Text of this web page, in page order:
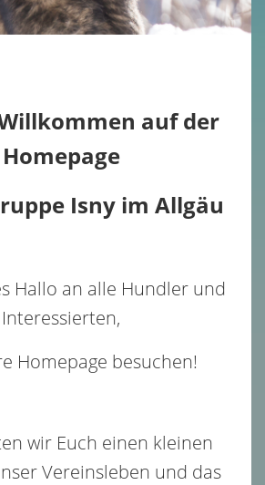
Ihr uns
auf der
Homepage
Isny im Allgäu
Hallo an alle Hundler und
Interessierten,
Homepage besuchen!
wir Euch einen kleinen
Vereinsleben und das